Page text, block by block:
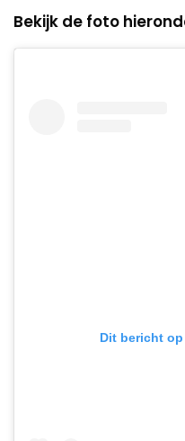
Bekijk de foto
Dit bericht